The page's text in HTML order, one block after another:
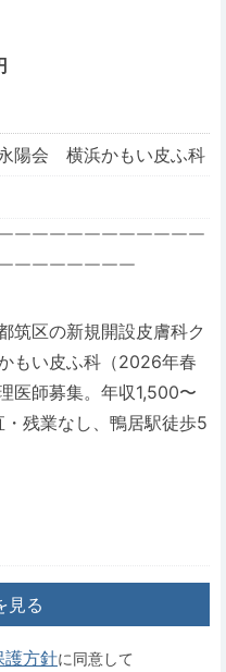
陽会 横浜かもい皮ふ科
￣￣￣￣￣￣￣￣￣￣￣
￣￣￣￣￣￣￣
筑区の新規開設皮膚科ク
もい皮ふ科（2026年春
医師募集。年収1,500〜
残業なし、鴨居駅徒歩5
見る
護方針に同意して